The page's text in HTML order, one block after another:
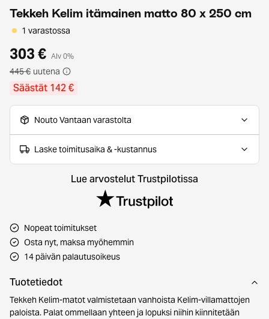
Tekkeh Kelim itämainen matto 80 x 250 cm
1 varastossa
303 € Alv 0%
445 € uutena
Säästät 142 €
Nouto Vantaan varastolta
Laske toimitusaika & -kustannus
Lue arvostelut Trustpilotissa
Nopeat toimitukset
Osta nyt, maksa myöhemmin
14 päivän palautusoikeus
Tuotetiedot
Tekkeh Kelim-matot valmistetaan vanhoista Kelim-villamattojen
paloista. Palat ommellaan yhteen ja lopuksi niihin kiinnitetään